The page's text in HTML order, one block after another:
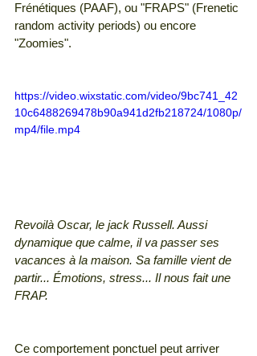
Frénétiques (PAAF), ou "FRAPS" (Frenetic
random activity periods) ou encore
"Zoomies".
https://video.wixstatic.com/video/9bc741_42
10c6488269478b90a941d2fb218724/1080p/
mp4/file.mp4
Revoilà Oscar, le jack Russell. Aussi
dynamique que calme, il va passer ses
vacances à la maison. Sa famille vient de
partir... Émotions, stress... Il nous fait une
FRAP.
Ce comportement ponctuel peut arriver